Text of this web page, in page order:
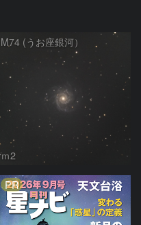
M74 (うお座銀河）
ｍ2
PR